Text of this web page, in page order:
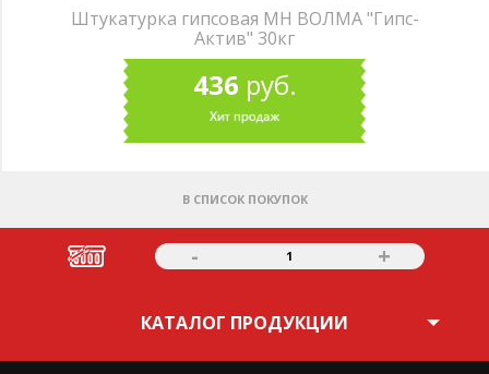
Штукатурка гипсовая МН ВОЛМА "Гипс-
Актив" 30кг
436 руб.
В СПИСОК ПОКУПОК
- 1 +
КАТАЛОГ ПРОДУКЦИИ